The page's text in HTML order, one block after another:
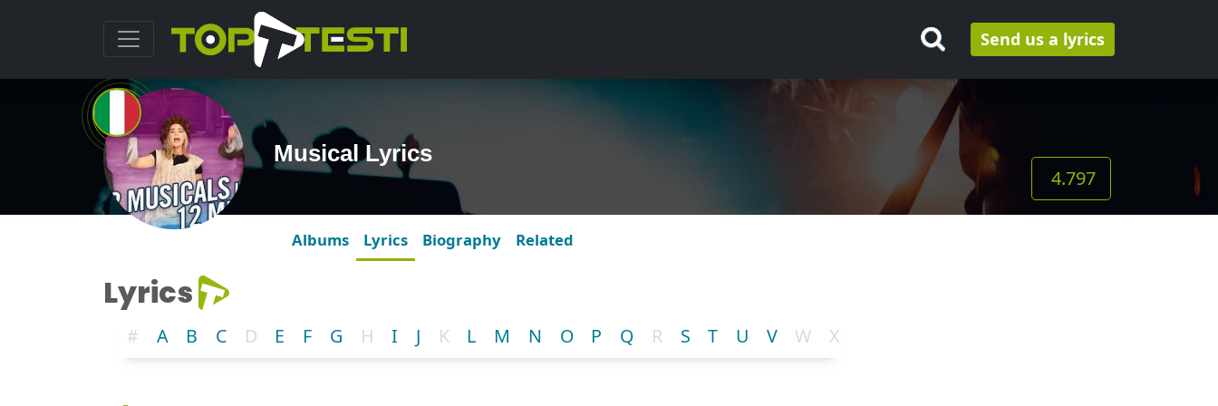
Send us a lyrics
Musical Lyrics
4.797
Albums Lyrics Biography Related
Lyrics
# A B C D E F G H I J K L M N O P Q R S T U V W X